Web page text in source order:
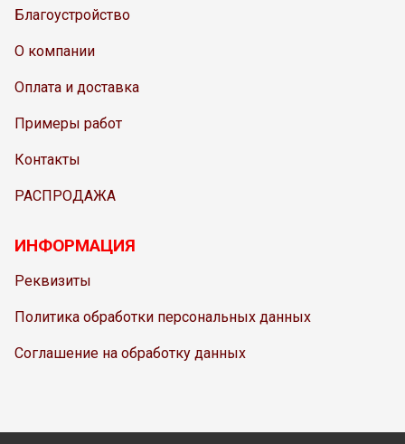
Благоустройство
О компании
Оплата и доставка
Примеры работ
Контакты
РАСПРОДАЖА
ИНФОРМАЦИЯ
Реквизиты
Политика обработки персональных данных
Соглашение на обработку данных